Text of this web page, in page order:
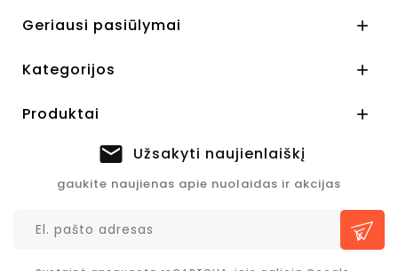
Geriausi pasiūlymai 
Kategorijos 
Produktai 
Užsakyti naujienlaiškį
gaukite naujienas apie nuolaidas ir akcijas